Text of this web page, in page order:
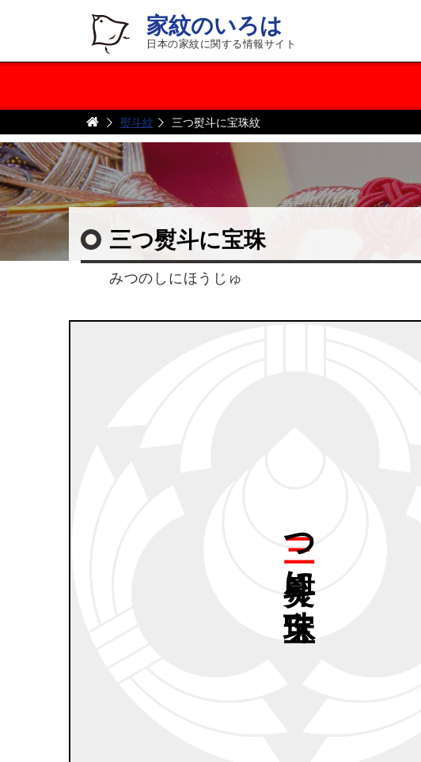
家紋のいろは
日本の家紋に関する情報サイト
熨斗紋 三つ熨斗に宝珠紋
三つ熨斗に宝珠
みつのしにほうじゅ
宝珠